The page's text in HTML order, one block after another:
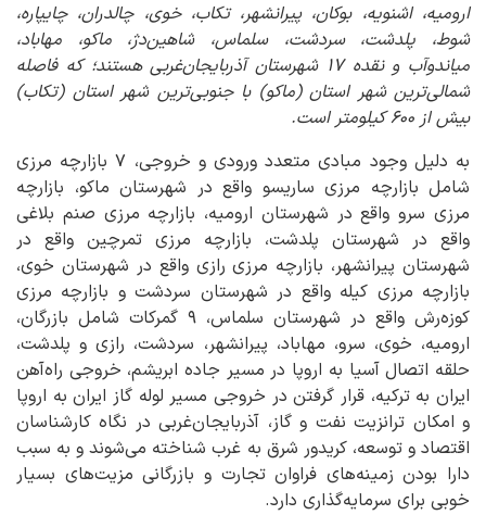
ارومیه، اشنویه، بوکان، پیرانشهر، تکاب، خوی، چالدران، چایپاره،
شوط، پلدشت، سردشت، سلماس، شاهین‌دژ، ماکو، مهاباد،
میاندوآب و نقده ۱۷ شهرستان آذربایجان‌غربی هستند؛ که فاصله
شمالی‌ترین شهر استان (ماکو) با جنوبی‌ترین شهر استان (تکاب)
بیش از ۶۰۰ کیلومتر است.
به دلیل وجود مبادی متعدد ورودی و خروجی، ۷ بازارچه مرزی
شامل بازارچه مرزی ساری­سو واقع در شهرستان ماکو، بازارچه
مرزی سرو واقع در شهرستان ارومیه، بازارچه مرزی صنم بلاغی
واقع در شهرستان پلدشت، بازارچه مرزی تمرچین واقع در
شهرستان پیرانشهر، بازارچه مرزی رازی واقع در شهرستان خوی،
بازارچه مرزی کیله واقع در شهرستان سردشت و بازارچه مرزی
کوزه‌رش واقع در شهرستان سلماس، ۹ گمرکات شامل بازرگان،
ارومیه، خوی، سرو، مهاباد، پیرانشهر، سردشت، رازی و پلدشت،
حلقه اتصال آسیا به اروپا در مسیر جاده ابریشم، خروجی راه‌آهن
ایران به ترکیه، قرار گرفتن در خروجی مسیر لوله گاز ایران به اروپا
و امکان ترانزیت نفت و گاز، آذربایجان‌غربی در نگاه کارشناسان
اقتصاد و توسعه، کریدور شرق به غرب شناخته می‌شوند و به سبب
دارا بودن زمینه‌های فراوان تجارت و بازرگانی مزیت‌های بسیار
خوبی برای سرمایه‌گذاری دارد.